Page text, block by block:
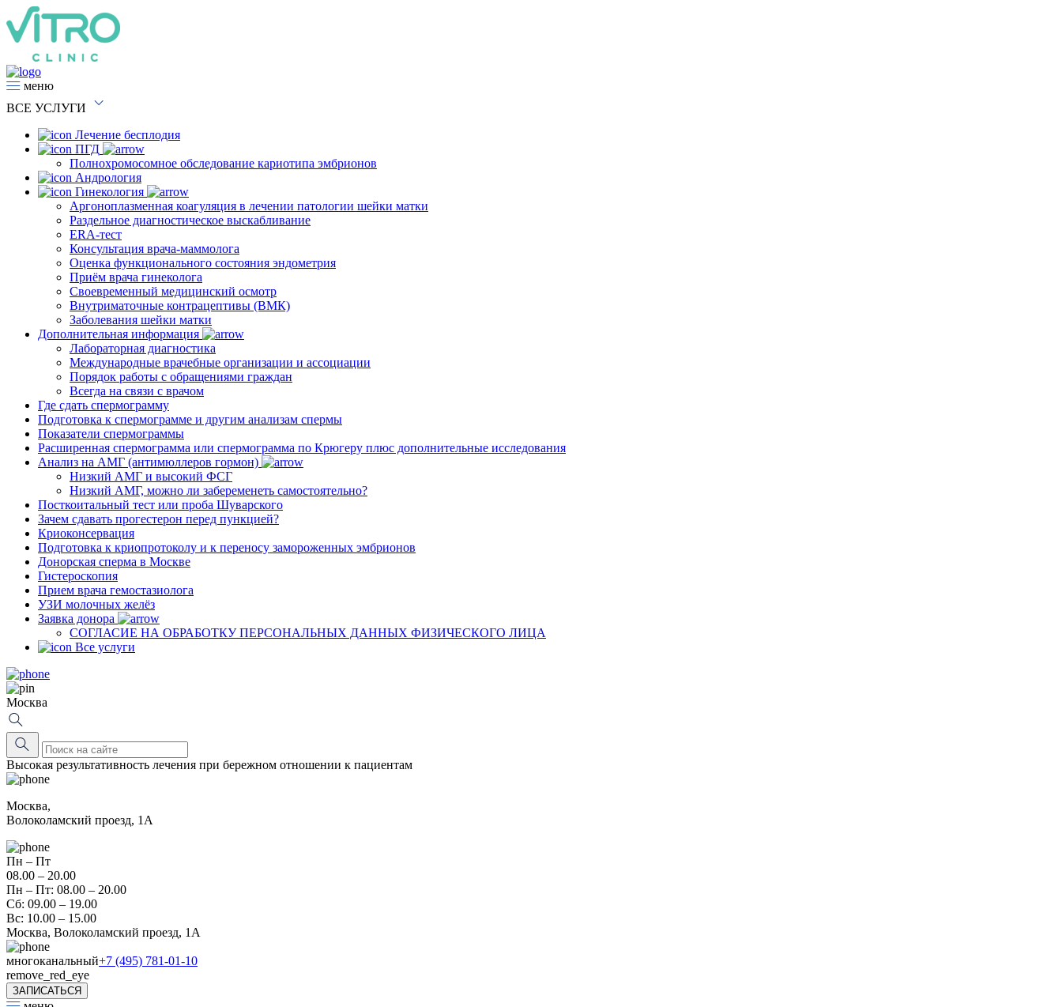
меню
ВСЕ УСЛУГИ
Лечение бесплодия
ПГД
Полнохромосомное обследование кариотипа эмбрионов
Андрология
Гинекология
Аргоноплазменная коагуляция в лечении патологии шейки матки
Раздельное диагностическое выскабливание
ERA-тест
Консультация врача-маммолога
Оценка функционального состояния эндометрия
Приём врача гинеколога
Своевременный медицинский осмотр
Внутриматочные контрацептивы (ВМК)
Заболевания шейки матки
Дополнительная информация
Лабораторная диагностика
Международные врачебные организации и ассоциации
Порядок работы с обращениями граждан
Всегда на связи с врачом
Где сдать спермограмму
Подготовка к спермограмме и другим анализам спермы
Показатели спермограммы
Расширенная спермограмма или спермограмма по Крюгеру плюс дополнительные исследования
Анализ на АМГ (антимюллеров гормон)
Низкий АМГ и высокий ФСГ
Низкий АМГ, можно ли забеременеть самостоятельно?
Посткоитальный тест или проба Шуварского
Зачем сдавать прогестерон перед пункцией?
Криоконсервация
Подготовка к криопротоколу и к переносу замороженных эмбрионов
Донорская сперма в Москве
Гистероскопия
Прием врача гемостазиолога
УЗИ молочных желёз
Заявка донора
СОГЛАСИЕ НА ОБРАБОТКУ ПЕРСОНАЛЬНЫХ ДАННЫХ ФИЗИЧЕСКОГО ЛИЦА
Все услуги
Москва
Высокая результативность лечения при бережном отношении к пациентам
Москва,
Волоколамский проезд, 1А
Пн – Пт
08.00 – 20.00
Пн – Пт: 08.00 – 20.00
Сб: 09.00 – 19.00
Вс: 10.00 – 15.00
Москва, Волоколамский проезд, 1А
многоканальный+7 (495) 781-01-10
remove_red_eye
ЗАПИСАТЬСЯ